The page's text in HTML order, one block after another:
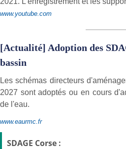
www.youtube.com
[Actualité] Adoption des
bassin
Les schémas directeurs
2027 sont adoptés ou en cours
de l'eau.
www.eaurmc.fr
SDAGE Corse :